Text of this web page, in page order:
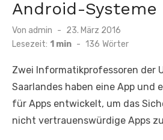
Android-Systeme
Von admin
Veröffentlicht
am
23. März 2016
Lesezeit: 1 min - 136 Wörter
Zwei Informatikprofessoren der
Saarlandes haben eine App und
für Apps entwickelt, um das
nicht vertrauenswürdige Apps